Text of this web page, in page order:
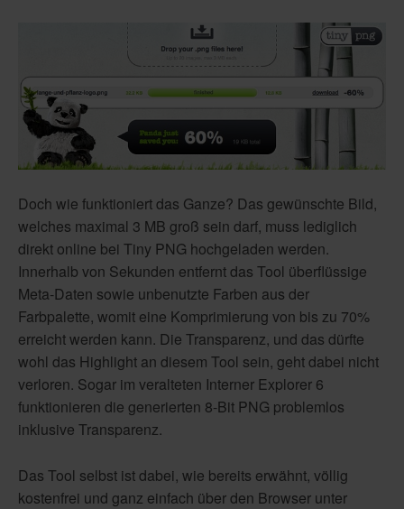
Doch wie funktioniert das Ganze? Das gewünschte Bild,
welches maximal 3 MB groß sein darf, muss lediglich
direkt online bei Tiny PNG hochgeladen werden.
Innerhalb von Sekunden entfernt das Tool überflüssige
Meta-Daten sowie unbenutzte Farben aus der
Farbpalette, womit eine Komprimierung von bis zu 70%
erreicht werden kann. Die Transparenz, und das dürfte
wohl das Highlight an diesem Tool sein, geht dabei nicht
verloren. Sogar im veralteten Interner Explorer 6
funktionieren die generierten 8-Bit PNG problemlos
inklusive Transparenz.
Das Tool selbst ist dabei, wie bereits erwähnt, völlig
kostenfrei und ganz einfach über den Browser unter